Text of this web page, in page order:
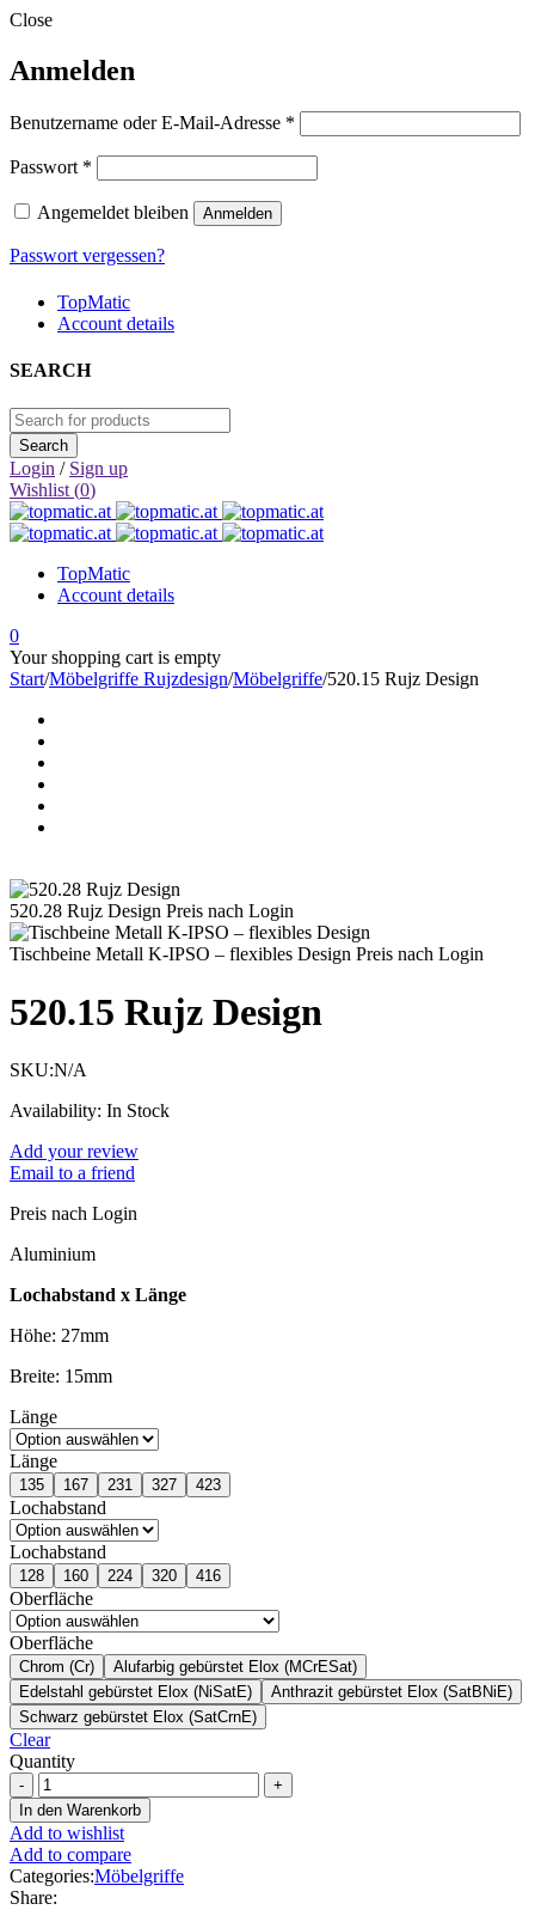
Close
Anmelden
Benutzername oder E-Mail-Adresse *
Passwort *
Angemeldet bleiben Anmelden
Passwort vergessen?
TopMatic
Account details
SEARCH
Login / Sign up
Wishlist (0)
TopMatic
Account details
0
Your shopping cart is empty
Start/Möbelgriffe Rujzdesign/Möbelgriffe/520.15 Rujz Design
520.28 Rujz Design Preis nach Login
Tischbeine Metall K-IPSO – flexibles Design Preis nach Login
520.15 Rujz Design
SKU:N/A
Availability: In Stock
Add your review
Email to a friend
Preis nach Login
Aluminium
Lochabstand x Länge
Höhe: 27mm
Breite: 15mm
Länge
Länge
135 167 231 327 423
Lochabstand
Lochabstand
128 160 224 320 416
Oberfläche
Oberfläche
Chrom (Cr)
Alufarbig gebürstet Elox (MCrESat)
Edelstahl gebürstet Elox (NiSatE)
Anthrazit gebürstet Elox (SatBNiE)
Schwarz gebürstet Elox (SatCrnE)
Clear
Quantity
In den Warenkorb
Add to wishlist
Add to compare
Categories:Möbelgriffe
Share: